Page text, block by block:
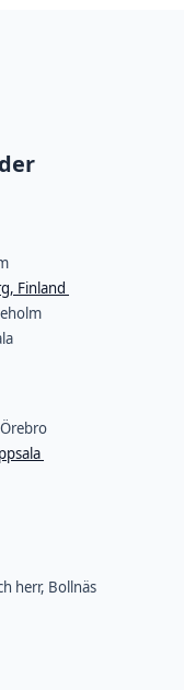
Finland
herr, Bollnäs